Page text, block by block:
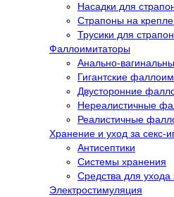
Насадки для
Страпоны на
Трусики для
Фаллоимитаторы
Анально-
Гигантские
Двусторонние
Нереалистичные
Реалистичные
Хранение и уход за секс-
Антисептики
Системы хранения
Средства для ухода
Электростимуляция